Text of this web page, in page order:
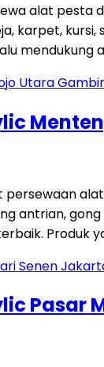
alat
karpet,
mendukung
antrian,
Produk
Pasar